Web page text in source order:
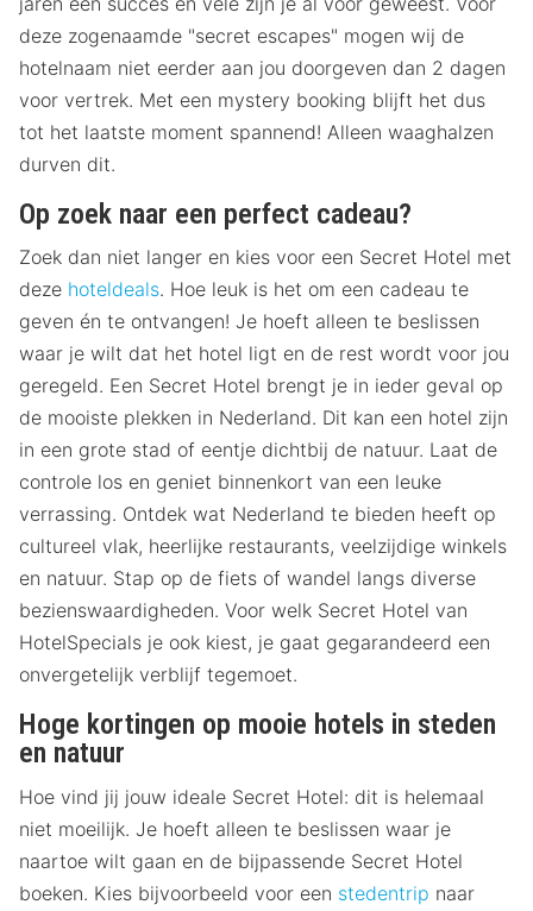
deze zogenaamde "secret escapes" mogen wij de
hotelnaam niet eerder aan jou doorgeven dan 2 dagen
voor vertrek. Met een mystery booking blijft het dus
tot het laatste moment spannend! Alleen waaghalzen
durven dit.
Op zoek naar een perfect cadeau?
Zoek dan niet langer en kies voor een Secret Hotel met
deze hoteldeals. Hoe leuk is het om een cadeau te
geven én te ontvangen! Je hoeft alleen te beslissen
waar je wilt dat het hotel ligt en de rest wordt voor jou
geregeld. Een Secret Hotel brengt je in ieder geval op
de mooiste plekken in Nederland. Dit kan een hotel zijn
in een grote stad of eentje dichtbij de natuur. Laat de
controle los en geniet binnenkort van een leuke
verrassing. Ontdek wat Nederland te bieden heeft op
cultureel vlak, heerlijke restaurants, veelzijdige winkels
en natuur. Stap op de fiets of wandel langs diverse
bezienswaardigheden. Voor welk Secret Hotel van
HotelSpecials je ook kiest, je gaat gegarandeerd een
onvergetelijk verblijf tegemoet.
Hoge kortingen op mooie hotels in steden
en natuur
Hoe vind jij jouw ideale Secret Hotel: dit is helemaal
niet moeilijk. Je hoeft alleen te beslissen waar je
naartoe wilt gaan en de bijpassende Secret Hotel
boeken. Kies bijvoorbeeld voor een stedentrip naar